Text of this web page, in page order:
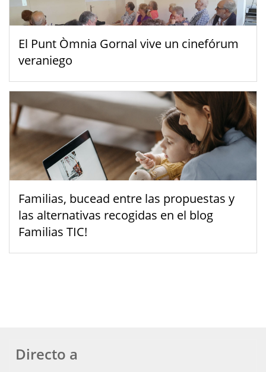
El Punt Òmnia Gornal vive un cinefórum
veraniego
Familias, bucead entre las propuestas y
las alternativas recogidas en el blog
Familias TIC!
Directo a